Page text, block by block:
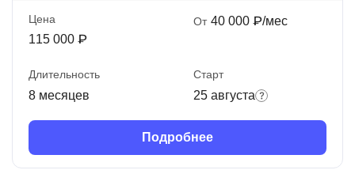
Цена
115 000 ₽
От 40 000 ₽/мес
Длительность
8 месяцев
Старт
25 августа
Подробнее